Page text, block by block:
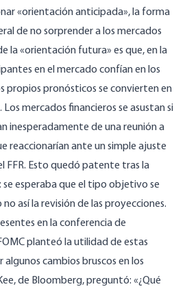
«orientación anticipada», la forma
de no sorprender a los mercados
la «orientación futura» es que, en la
en el mercado confían en los
propios pronósticos se convierten en
mercados financieros se asustan si
inesperadamente de una reunión a
reaccionarían ante un simple ajuste
FFR. Esto quedó patente tras la
se esperaba que el tipo objetivo se
así la revisión de las proyecciones.
en laconferencia de
planteó la utilidad de estas
algunos cambios bruscos en los
de Bloomberg, preguntó: «¿Qué